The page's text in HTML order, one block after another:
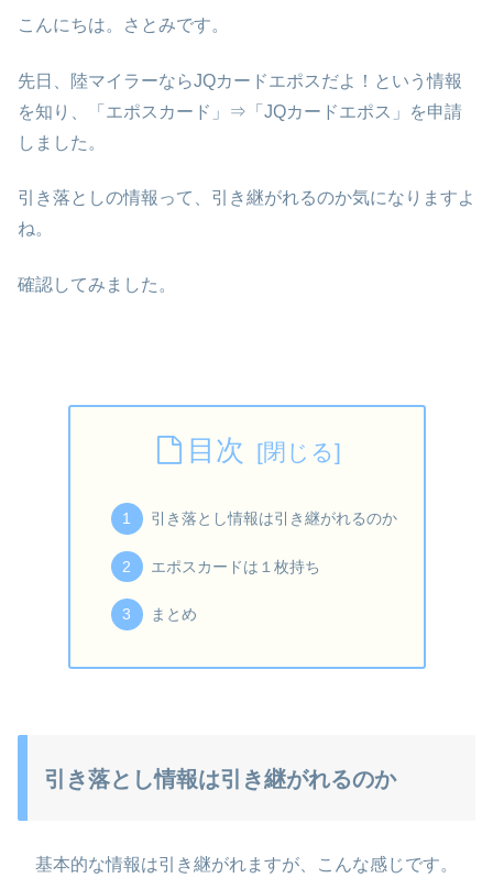
こんにちは。さとみです。
先日、陸マイラーならJQカードエポスだよ！という情報
を知り、「エポスカード」⇒「JQカードエポス」を申請
しました。
引き落としの情報って、引き継がれるのか気になりますよ
ね。
確認してみました。
目次
引き落とし情報は引き継がれるのか
エポスカードは１枚持ち
まとめ
引き落とし情報は引き継がれるのか
基本的な情報は引き継がれますが、こんな感じです。